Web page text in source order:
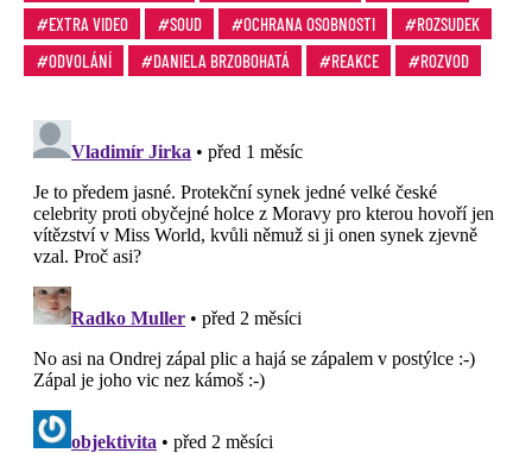
EXTRA VIDEO
SOUD OCHRANA OSOBNOSTI
ROZSUDEK
ODVOLÁNÍ
DANIELA BRZOBOHATÁ REAKCE ROZVOD